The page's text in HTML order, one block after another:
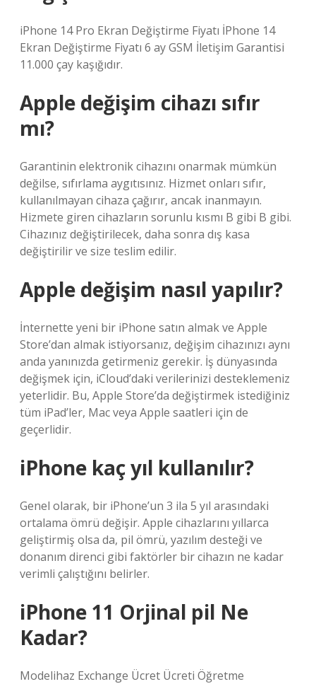
iPhone 14 Pro Ekran Değiştirme Fiyatı İPhone 14
Ekran Değiştirme Fiyatı 6 ay GSM İletişim Garantisi
11.000 çay kaşığıdır.
Apple değişim cihazı sıfır
mı?
Garantinin elektronik cihazını onarmak mümkün
değilse, sıfırlama aygıtısınız. Hizmet onları sıfır,
kullanılmayan cihaza çağırır, ancak inanmayın.
Hizmete giren cihazların sorunlu kısmı B gibi B gibi.
Cihazınız değiştirilecek, daha sonra dış kasa
değiştirilir ve size teslim edilir.
Apple değişim nasıl yapılır?
İnternette yeni bir iPhone satın almak ve Apple
Store’dan almak istiyorsanız, değişim cihazınızı aynı
anda yanınızda getirmeniz gerekir. İş dünyasında
değişmek için, iCloud’daki verilerinizi desteklemeniz
yeterlidir. Bu, Apple Store’da değiştirmek istediğiniz
tüm iPad’ler, Mac veya Apple saatleri için de
geçerlidir.
iPhone kaç yıl kullanılır?
Genel olarak, bir iPhone’un 3 ila 5 yıl arasındaki
ortalama ömrü değişir. Apple cihazlarını yıllarca
geliştirmiş olsa da, pil ömrü, yazılım desteği ve
donanım direnci gibi faktörler bir cihazın ne kadar
verimli çalıştığını belirler.
iPhone 11 Orjinal pil Ne
Kadar?
Modelihaz Exchange Ücret Ücreti Öğretme